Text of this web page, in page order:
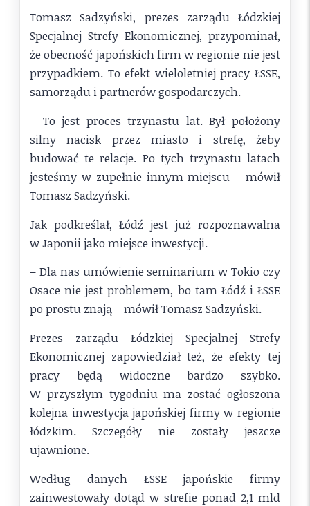
Tomasz Sadzyński, prezes zarządu Łódzkiej
Specjalnej Strefy Ekonomicznej, przypominał,
że obecność japońskich firm w regionie nie jest
przypadkiem. To efekt wieloletniej pracy ŁSSE,
samorządu i partnerów gospodarczych.
– To jest proces trzynastu lat. Był położony
silny nacisk przez miasto i strefę, żeby
budować te relacje. Po tych trzynastu latach
jesteśmy w zupełnie innym miejscu – mówił
Tomasz Sadzyński.
Jak podkreślał, Łódź jest już rozpoznawalna
w Japonii jako miejsce inwestycji.
– Dla nas umówienie seminarium w Tokio czy
Osace nie jest problemem, bo tam Łódź i ŁSSE
po prostu znają – mówił Tomasz Sadzyński.
Prezes zarządu Łódzkiej Specjalnej Strefy
Ekonomicznej zapowiedział też, że efekty tej
pracy będą widoczne bardzo szybko.
W przyszłym tygodniu ma zostać ogłoszona
kolejna inwestycja japońskiej firmy w regionie
łódzkim. Szczegóły nie zostały jeszcze
ujawnione.
Według danych ŁSSE japońskie firmy
zainwestowały dotąd w strefie ponad 2,1 mld